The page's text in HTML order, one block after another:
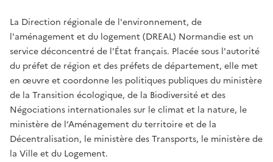
La Direction régionale de l'environnement, de
l'aménagement et du logement (DREAL) Normandie est un
service déconcentré de l'État français. Placée sous l'autorité
du préfet de région et des préfets de département, elle met
en œuvre et coordonne les politiques publiques du ministère
de la Transition écologique, de la Biodiversité et des
Négociations internationales sur le climat et la nature, le
ministère de l’Aménagement du territoire et de la
Décentralisation, le ministère des Transports, le ministère de
la Ville et du Logement.